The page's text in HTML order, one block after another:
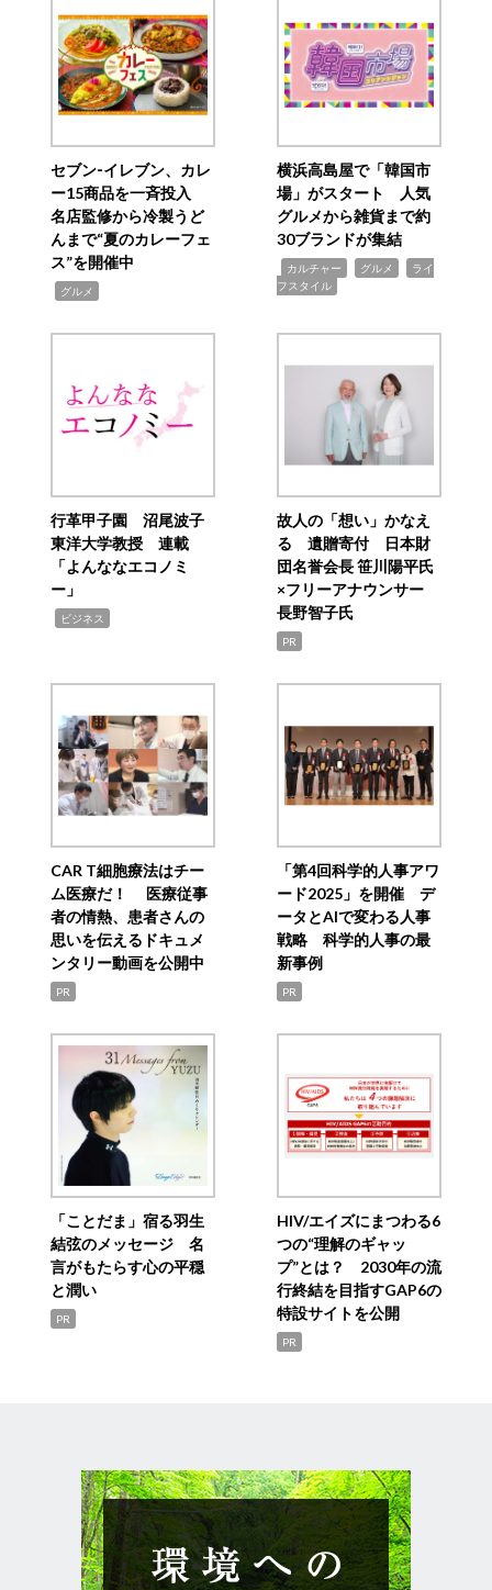
セブン‐イレブン、カレ
ー15商品を一斉投入
名店監修から冷製うど
んまで“夏のカレーフェ
ス”を開催中
グルメ
横浜高島屋で「韓国市
場」がスタート 人気
グルメから雑貨まで約
30ブランドが集結
カルチャー グルメ
ライ
フスタイル
行革甲子園 沼尾波子
東洋大学教授 連載
「よんななエコノミ
ー」
ビジネス
故人の「想い」かなえ
る 遺贈寄付 日本財
団名誉会長 笹川陽平氏
×フリーアナウンサー
長野智子氏
PR
CAR T細胞療法はチー
ム医療だ！ 医療従事
者の情熱、患者さんの
思いを伝えるドキュメ
ンタリー動画を公開中
PR
「第4回科学的人事アワ
ード2025」を開催 デ
ータとAIで変わる人事
戦略 科学的人事の最
新事例
PR
「ことだま」宿る羽生
結弦のメッセージ 名
言がもたらす心の平穏
と潤い
PR
HIV/エイズにまつわる6
つの“理解のギャッ
プ”とは？ 2030年の流
行終結を目指すGAP6の
特設サイトを公開
PR